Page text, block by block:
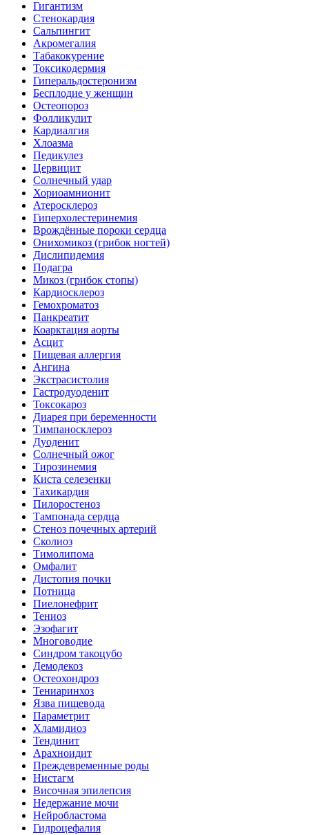
Гигантизм
Стенокардия
Сальпингит
Акромегалия
Табакокурение
Токсикодермия
Гиперальдостеронизм
Бесплодие у женщин
Остеопороз
Фолликулит
Кардиалгия
Хлоазма
Педикулез
Цервицит
Солнечный удар
Хориоамнионит
Атеросклероз
Гиперхолестеринемия
Врождённые пороки сердца
Онихомикоз (грибок ногтей)
Дислипидемия
Подагра
Микоз (грибок стопы)
Кардиосклероз
Гемохроматоз
Панкреатит
Коарктация аорты
Асцит
Пищевая аллергия
Ангина
Экстрасистолия
Гастродуоденит
Токсокароз
Диарея при беременности
Тимпаносклероз
Дуоденит
Солнечный ожог
Тирозинемия
Киста селезенки
Тахикардия
Пилоростеноз
Тампонада сердца
Стеноз почечных артерий
Сколиоз
Тимолипома
Омфалит
Дистопия почки
Потница
Пиелонефрит
Тениоз
Эзофагит
Многоводие
Синдром такоцубо
Демодекоз
Остеохондроз
Тениаринхоз
Язва пищевода
Параметрит
Хламидиоз
Тендинит
Арахноидит
Преждевременные роды
Нистагм
Височная эпилепсия
Недержание мочи
Нейробластома
Гидроцефалия